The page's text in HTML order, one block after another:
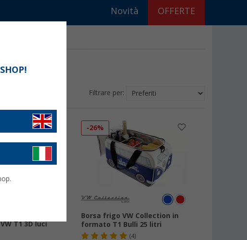
Novità OFFERTE
Filtrare per:
T1 3D luci
-26%
Borsa frigo VW Collection in
formato T1 Bulli 25 litri
(4)